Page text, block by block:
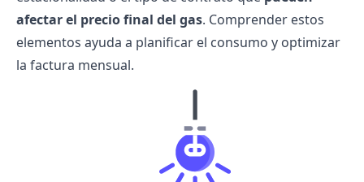
afectar el precio final del gas. Comprender estos
elementos ayuda a planificar el consumo y optimizar
la factura mensual.